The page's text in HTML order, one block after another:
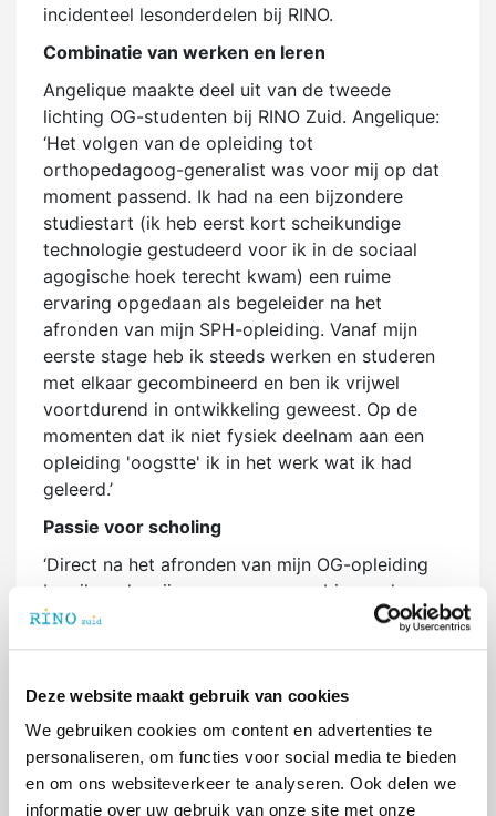
Deze website maakt gebruik van cookies
We gebruiken cookies om content en advertenties te
personaliseren, om functies voor social media te bieden
en om ons websiteverkeer te analyseren. Ook delen we
informatie over uw gebruik van onze site met onze
incidenteel lesonderdelen bij RINO.
Combinatie van werken en leren
Angelique maakte deel uit van de tweede
lichting OG-studenten bij RINO Zuid. Angelique:
‘Het volgen van de opleiding tot
orthopedagoog-generalist was voor mij op dat
moment passend. Ik had na een bijzondere
studiestart (ik heb eerst kort scheikundige
technologie gestudeerd voor ik in de sociaal
agogische hoek terecht kwam) een ruime
ervaring opgedaan als begeleider na het
afronden van mijn SPH-opleiding. Vanaf mijn
eerste stage heb ik steeds werken en studeren
met elkaar gecombineerd en ben ik vrijwel
voortdurend in ontwikkeling geweest. Op de
momenten dat ik niet fysiek deelnam aan een
opleiding 'oogstte' ik in het werk wat ik had
geleerd.’
Passie voor scholing
‘Direct na het afronden van mijn OG-opleiding
ben ik onderwijs gaan verzorgen binnen de
opleiding. Ook binnen de organisatie waar ik
destijds werkte was ik actief in het ontwikkelen
passie, maar bij voorkeur ook onderbouwd met
onderzoek naar effectiviteit van de aangereikte
middelen.’
Carrièreswitch